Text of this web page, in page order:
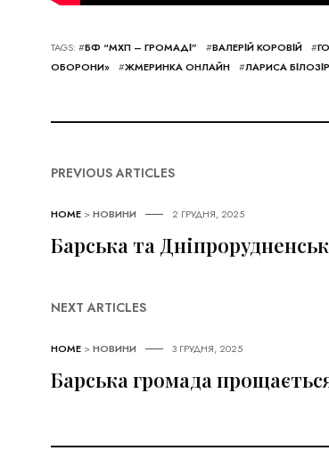
TAGS: #БФ “МХП – ГРОМАДІ” #ВАЛЕРІЙ КОРОВІЙ #
ОБОРОНИ»
#ЖМЕРИНКА ОНЛАЙН #ЛАРИСА БІЛОЗІР
PREVIOUS ARTICLES
HOME >НОВИНИ 2 ГРУДНЯ, 2025
Барська та
NEXT ARTICLES
HOME >НОВИНИ 3 ГРУДНЯ, 2025
Барська громада